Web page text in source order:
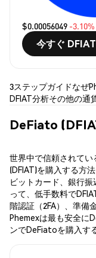
$0.00056049 -3.10%
今すぐ
3ステップガイドなぜ
DFIAT分析その他の通
DeFiato
世界中で信頼されて
(DFIAT)を購入する方
ビットカード、銀行
って、低手数料で
階認証（2FA）、準備
Phemexは最も安全に
ンでDeFiatoを購入す